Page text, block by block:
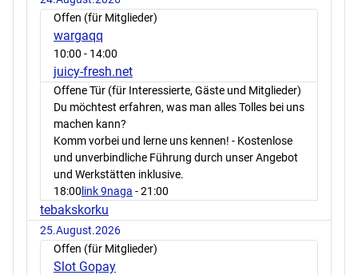
Offen (für Mitglieder)
wargaqq
10:00 - 14:00
juicy-fresh.net
Offene Tür (für Interessierte, Gäste und Mitglieder)
Du möchtest erfahren, was man alles Tolles bei uns
machen kann?
Komm vorbei und lerne uns kennen! - Kostenlose
und unverbindliche Führung durch unser Angebot
und Werkstätten inklusive.
18:00 link 9naga - 21:00
tebakskorku
25.August.2026
Offen (für Mitglieder)
Slot Gopay